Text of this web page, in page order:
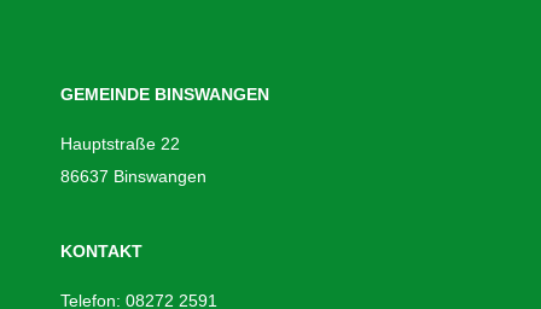
GEMEINDE BINSWANGEN
Hauptstraße 22
86637 Binswangen
KONTAKT
Telefon: 08272 2591